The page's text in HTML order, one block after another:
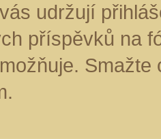
udržují
příspěvků na